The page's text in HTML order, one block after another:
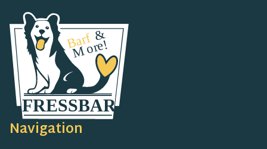
Navigation